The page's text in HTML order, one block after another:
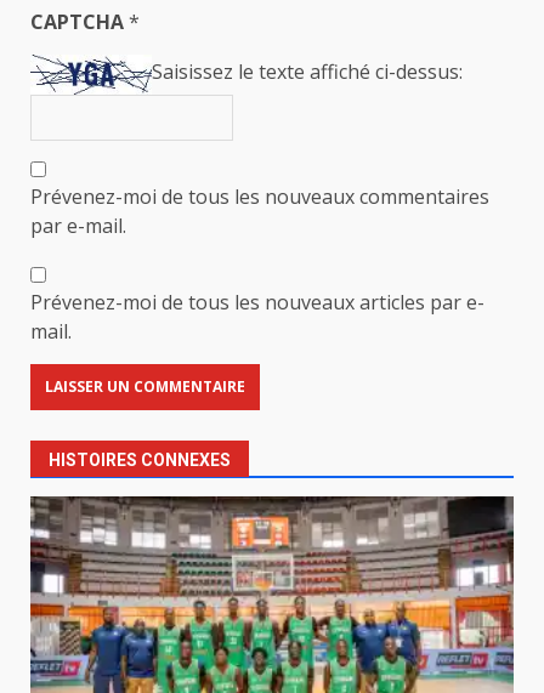
CAPTCHA*
Saisissez le texte affiché ci-dessus:
Prévenez-moi de tous les nouveaux commentaires
par e-mail.
Prévenez-moi de tous les nouveaux articles par e-
mail.
HISTOIRES CONNEXES